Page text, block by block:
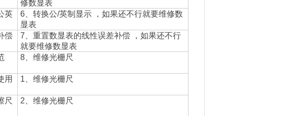
修数显表
英
6 、转换公/英制显示 ， 如果还不行就要维修数
显表
偿
7 、重置数显表的线性误差补偿 ， 如果还不行
就要维修数显表
8 、维修光栅尺
用
1 、维修光栅尺
尺
2 、维修光栅尺